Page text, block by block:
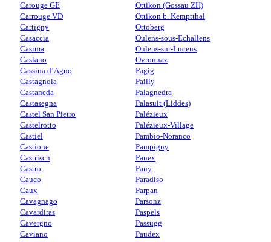
Carouge GE
Carrouge VD
Cartigny
Casaccia
Casima
Caslano
Cassina d’Agno
Castagnola
Castaneda
Castasegna
Castel San Pietro
Castelrotto
Castiel
Castione
Castrisch
Castro
Cauco
Caux
Cavagnago
Cavardiras
Cavergno
Caviano
Ottikon (Gossau ZH)
Ottikon b. Kemptthal
Ottoberg
Oulens-sous-Echallens
Oulens-sur-Lucens
Ovronnaz
Pagig
Pailly
Palagnedra
Palasuit (Liddes)
Palézieux
Palézieux-Village
Pambio-Noranco
Pampigny
Panex
Pany
Paradiso
Parpan
Parsonz
Paspels
Passugg
Paudex